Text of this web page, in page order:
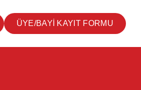
ÜYE/BAYİ KAYIT FORMU